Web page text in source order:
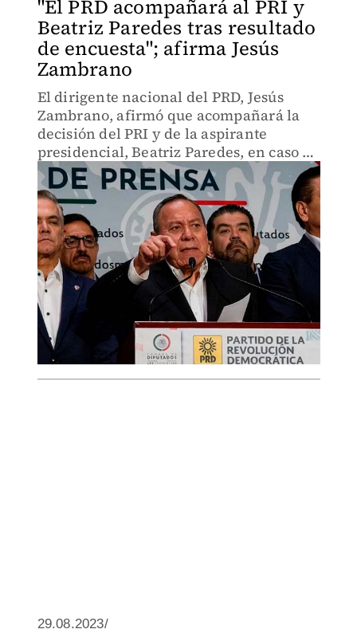
"El PRD acompañará al PRI y
Beatriz Paredes tras resultado
de encuesta"; afirma Jesús
Zambrano
El dirigente nacional del PRD, Jesús
Zambrano, afirmó que acompañará la
decisión del PRI y de la aspirante
presidencial, Beatriz Paredes, en caso de
que decidan declinar por la panista
Xóchitl Gálvez.
29.08.2023/